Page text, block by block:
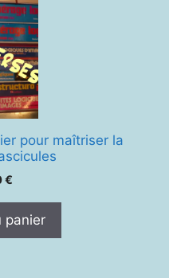
pour maîtriser la
€
panier